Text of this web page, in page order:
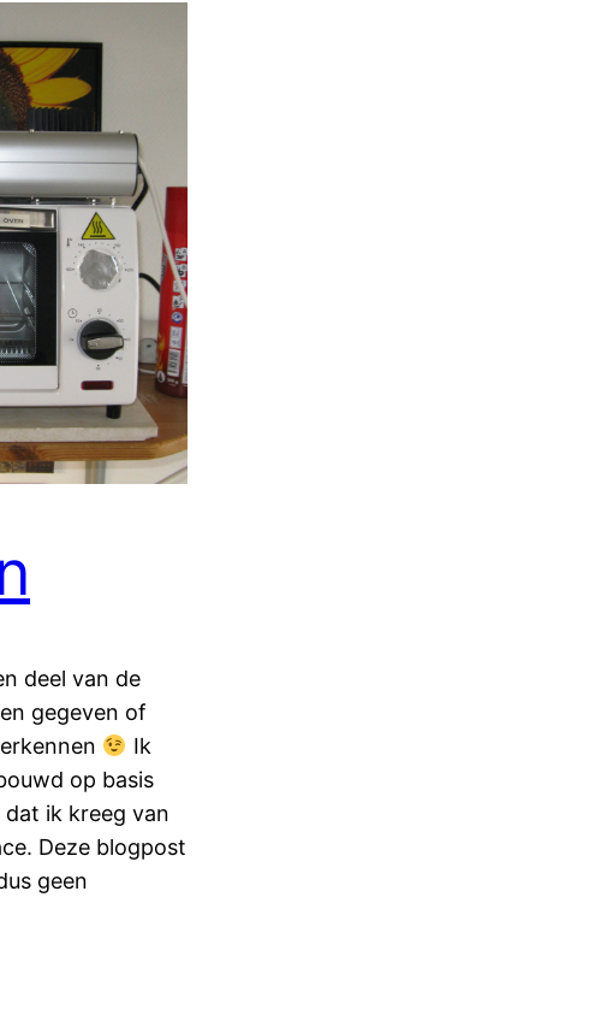
deel van de
gegeven of
Ik
op basis
ik kreeg van
Deze blogpost
geen